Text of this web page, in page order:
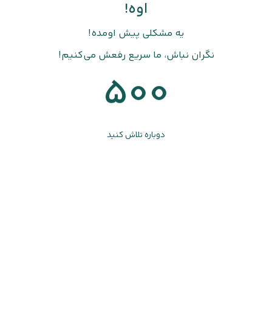
اوه!
یه مشکلی پیش اومده!
نگران نباش، ما سریع رفعش می‌کنیم!
500
دوباره تلاش کنید